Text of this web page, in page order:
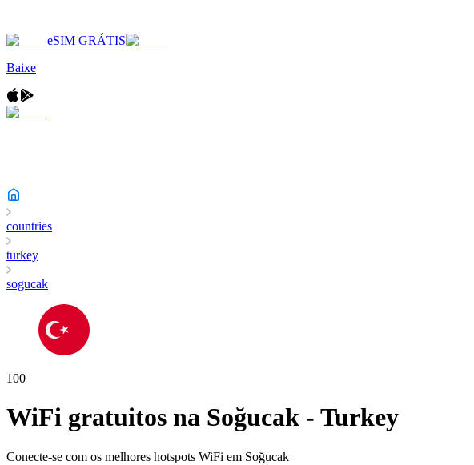
eSIM GRÁTIS
Baixe
countries
turkey
sogucak
100
WiFi gratuitos na Soğucak - Turkey
Conecte-se com os melhores hotspots WiFi em Soğucak